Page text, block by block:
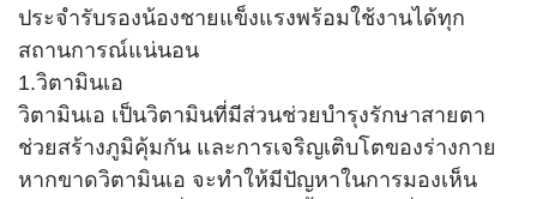
ประจำรับรองน้องชายแข็งแรงพร้อมใช้งานได้ทุก
สถานการณ์แน่นอน
1.วิตามินเอ
วิตามินเอ เป็นวิตามินที่มีส่วนช่วยบำรุงรักษาสายตา
ช่วยสร้างภูมิคุ้มกัน และการเจริญเติบโตของร่างกาย
หากขาดวิตามินเอ จะทำให้มีปัญหาในการมองเห็น